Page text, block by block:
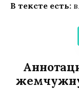
В тексте есть: